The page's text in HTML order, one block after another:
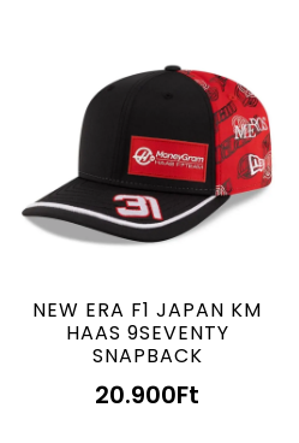
NEW ERA F1 JAPAN KM
HAAS 9SEVENTY
SNAPBACK
20.900Ft